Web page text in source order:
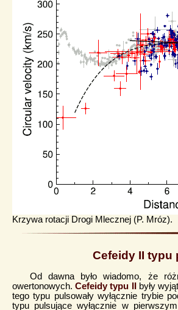
Krzywa rotacji Drogi Mlecznej (P. Mróz).
Cefeidy II typu
Od dawna było wiadomo, że
owertonowych.Cefeidy typu II
były
tego typu pulsowały wyłącznie trybie
typu pulsujące wyłącznie w